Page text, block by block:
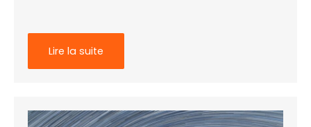
Lire la suite